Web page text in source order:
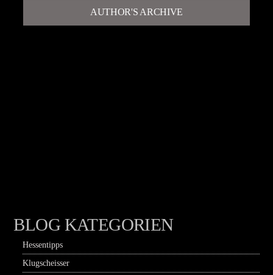
AUTHOR'S ARCHIVE
BLOG KATEGORIEN
Hessentipps
Klugscheisser